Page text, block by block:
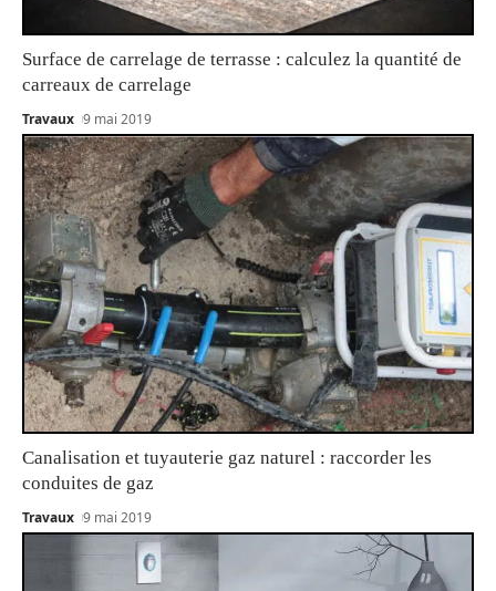
Surface de carrelage de terrasse : calculez la quantité de
carreaux de carrelage
Travaux 9 mai 2019
Canalisation et tuyauterie gaz naturel : raccorder les
conduites de gaz
Travaux 9 mai 2019